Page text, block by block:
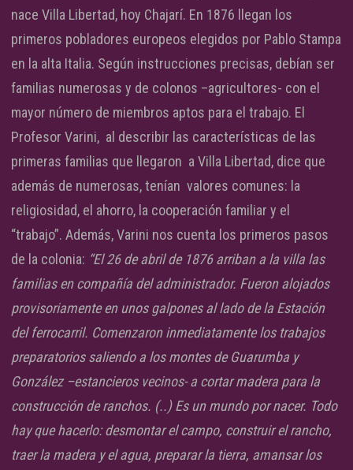
nace Villa Libertad, hoy Chajarí. En 1876 llegan los
primeros pobladores europeos elegidos por Pablo Stampa
en la alta Italia. Según instrucciones precisas, debían ser
familias numerosas y de colonos –agricultores- con el
mayor número de miembros aptos para el trabajo. El
Profesor Varini, al describir las características de las
primeras familias que llegaron a Villa Libertad, dice que
además de numerosas, tenían valores comunes: la
religiosidad, el ahorro, la cooperación familiar y el
“trabajo”. Además, Varini nos cuenta los primeros pasos
de la colonia: “El 26 de abril de 1876 arriban a la villa las
familias en compañía del administrador. Fueron alojados
provisoriamente en unos galpones al lado de la Estación
del ferrocarril. Comenzaron inmediatamente los trabajos
preparatorios saliendo a los montes de Guarumba y
González –estancieros vecinos- a cortar madera para la
construcción de ranchos. (..) Es un mundo por nacer. Todo
hay que hacerlo: desmontar el campo, construir el rancho,
traer la madera y el agua, preparar la tierra, amansar los